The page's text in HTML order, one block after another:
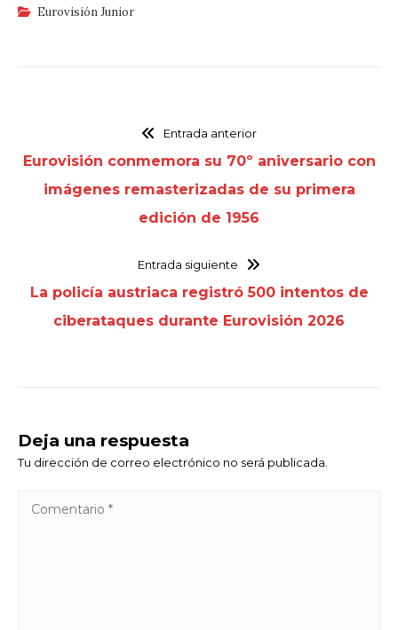
Eurovisión Junior
Entrada anterior
Eurovisión conmemora su 70º aniversario con
imágenes remasterizadas de su primera
edición de 1956
Entrada siguiente
La policía austriaca registró 500 intentos de
ciberataques durante Eurovisión 2026
Deja una respuesta
Tu dirección de correo electrónico no será publicada.